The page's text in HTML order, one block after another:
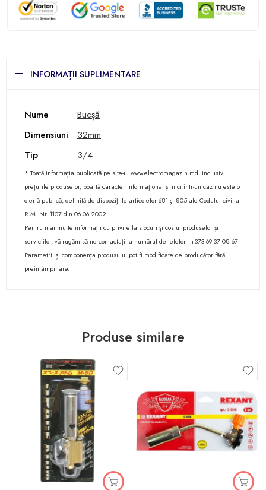
INFORMAȚII SUPLIMENTARE
Nume
Bucșă
Dimensiuni
32mm
Tip
3/4
* Toată informația publicată pe site-ul www.electromagazin.md, inclusiv
prețurile produselor, poartă caracter informațional și nici într-un caz nu este o
ofertă publică, definită de dispozițiile articolelor 681 și 805 ale Codului civil al
R.M. Nr. 1107 din 06.06.2002.
Pentru mai multe informații cu privire la stocuri și costul produselor și
serviciilor, vă rugăm să ne contactați la numărul de telefon: +373 69 37 08 67
Parametrii și componența produsului pot fi modificate de producător fără
preîntâmpinare.
Produse similare